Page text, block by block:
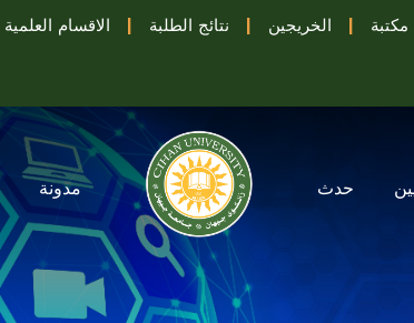
مكتبة | الخريجين | نتائج الطلبة | الاقسام العلمية
حدث مدونة